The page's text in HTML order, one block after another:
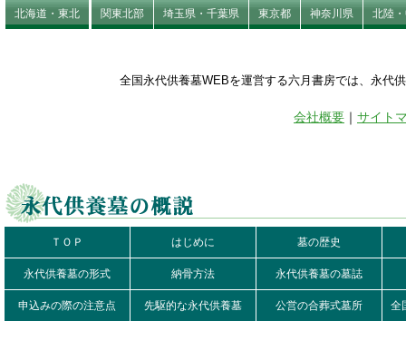
北海道・東北 関東北部 埼玉県・千葉県 東京都 神奈川県 北陸
全国永代供養墓WEBを運営する六月書房では、永代
会社概要 ｜ サイト
ＴＯＰ はじめに 墓の歴史
永代供養墓の形式 納骨方法 永代供養墓の墓誌
申込みの際の注意点 先駆的な永代供養墓 公営の合葬式墓所 全